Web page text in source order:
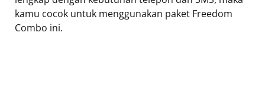
kamu cocok untuk menggunakan paket Freedom
Combo ini.